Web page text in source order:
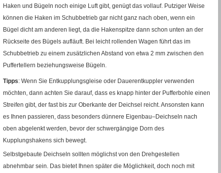
Haken und Bügeln noch einige Luft gibt, genügt das vollauf. Putziger Weise
können die Haken im Schubbetrieb gar nicht ganz nach oben, wenn ein
Bügel dicht am anderen liegt, da die Hakenspitze dann schon unten an der
Rückseite des Bügels aufläuft. Bei leicht rollenden Wagen führt das im
Schubbetrieb zu einem zusätzlichen Abstand von etwa 2 mm zwischen den
Puffertellern beziehungsweise Bügeln.
Tipps: Wenn Sie Entkupplungsgleise oder Dauerentkuppler verwenden
möchten, dann achten Sie darauf, dass es knapp hinter der Pufferbohle einen
Streifen gibt, der fast bis zur Oberkante der Deichsel reicht. Ansonsten kann
es Ihnen passieren, dass besonders dünnere Eigenbau–Deichseln nach
oben abgelenkt werden, bevor der schwergängige Dorn des
Kupplungshakens sich bewegt.
Selbstgebaute Deichseln sollten möglichst von den Drehgestellen
abnehmbar sein. Das bietet Ihnen später die Möglichkeit, doch noch mit